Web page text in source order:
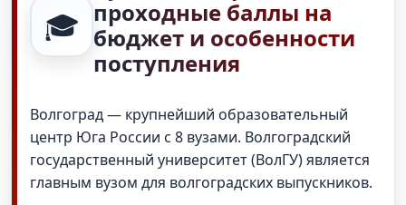
🎓 проходные баллы на
бюджет и особенности
поступления
Волгоград — крупнейший образовательный
центр Юга России с 8 вузами. Волгоградский
государственный университет (ВолГУ) является
главным вузом для волгоградских выпускников.